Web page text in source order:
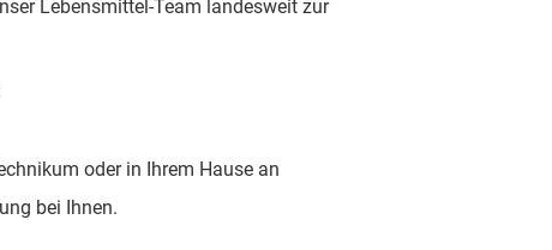
Lebensmittel-Team landesweit zur
oder in Ihrem Hause an
bei Ihnen.